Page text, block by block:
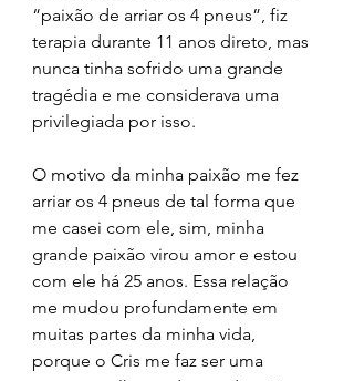
“paixão de arriar os 4 pneus”, fiz
terapia durante 11 anos direto, mas
nunca tinha sofrido uma grande
tragédia e me considerava uma
privilegiada por isso.
O motivo da minha paixão me fez
arriar os 4 pneus de tal forma que
me casei com ele, sim, minha
grande paixão virou amor e estou
com ele há 25 anos. Essa relação
me mudou profundamente em
muitas partes da minha vida,
porque o Cris me faz ser uma